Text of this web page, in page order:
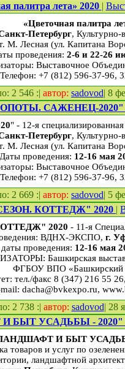
палитра лета» 2020 |
«Цветочная палитра
Петербург,
М. Лесная (ул. Капитана
проведения: 2-6 и 22-26
Выставочное
Телефон: +7 (812) 596-37-96,
2 546 :| автор: sadovod| 8
САЖЕНЕЦ-2020"
" - 12-я
Петербург,
М. Лесная (ул. Капитана
Даты проведения: 12-16 мая
Выставочное
Телефон: +7 (812) 596-37-96,
2 669 :| автор: sadovod| 5
КОТТЕДЖ" 2020 |
2020 - 11-я
ВДНХ-ЭКСПО, г.
даты проведения: 12-16 мая
Башкирская
ФГБОУ ВПО «Башкирский
тел./факс 8 (347) 216 55
dacha@bvkexpo.ru,
2 738 :| автор: sadovod| 28
БЫТ УСАДЬБЫ - 2020"
И БЫТ
товаров и услуг по
ландшафтной